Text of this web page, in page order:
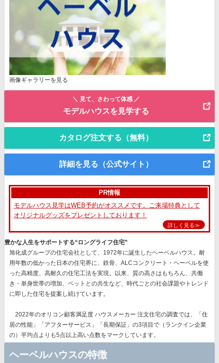
画像ギャラリーを見る
＼ 見て、さわって体感 ／
モデルハウスを見学する
カタログ注文する（無料）
詳細を見る（公式サイト）
PR情報
モデルハウス見学はWEB予約がオススメです。ご来場特典として
オリジナルグッズをプレゼントしております！
詳しく見る≫
豊かな人生をサポートする“ロングライフ住宅”
旭化成グループの住宅会社として、1972年に誕生したヘーベルハウス。耐
用年数の低かった日本の住宅界に、鉄骨、ALCコンクリート・ヘーベルを使
った高精度、高耐久の住宅工法を実現。以来、質の高さはもちろん、共働
き・単身世帯の増加、ペットとの共生など、時代ごとの社会課題やトレンド
に即した住宅を提案し続けています。
2022年のオリコン顧客満足度 ハウスメーカー 注文住宅の調査では、
「住
居の性能」「アフターサービス」「長期保証」 の3項目で（ランクイン企業
の）平均点よりも5点以上高い点数をマークしています。
ヘーベルハウスの特徴